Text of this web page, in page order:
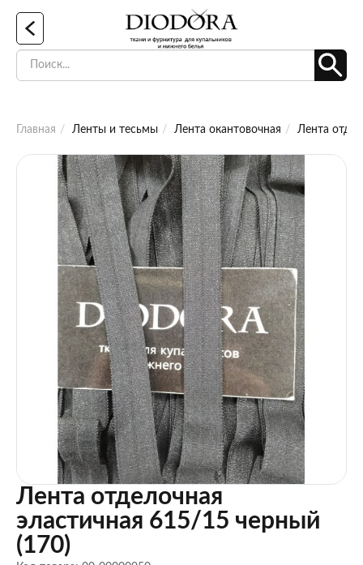
Главная Ленты и тесьмы Лента окантовочная Лента
Лента отделочная
эластичная 615/15 черный
(170)